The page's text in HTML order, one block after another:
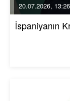
20.07.2026, 13:26
İspaniyanın